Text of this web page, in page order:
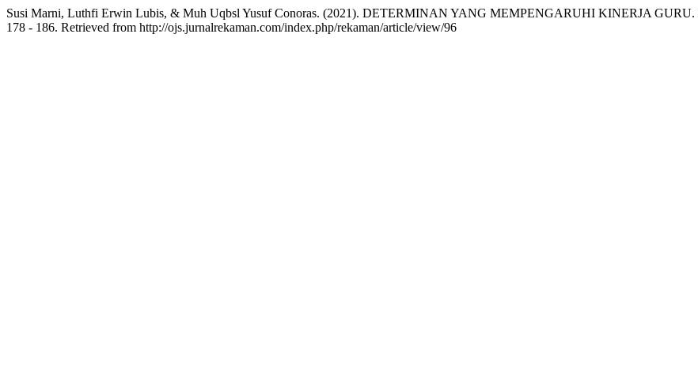
Susi Marni, Luthfi Erwin Lubis, & Muh Uqbsl Yusuf Conoras. (2021). DETERMINAN YANG MEMPENGARUHI KINERJA GURU.
178 - 186. Retrieved from http://ojs.jurnalrekaman.com/index.php/rekaman/article/view/96